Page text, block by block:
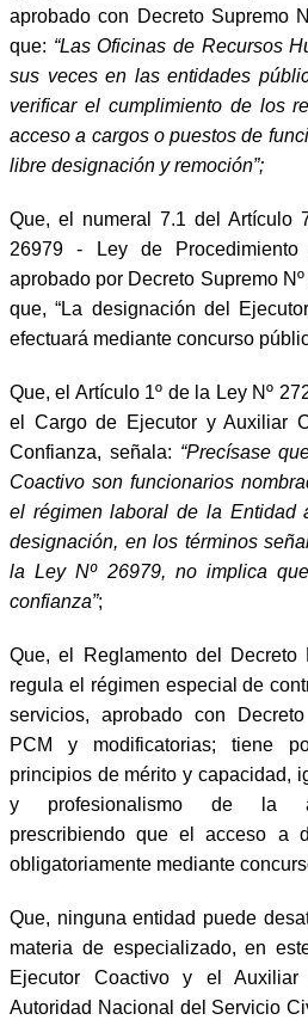
aprobado con Decreto Supremo
que: “Las Oficinas de Recursos
sus veces en las entidades
verificar el cumplimiento de los
acceso a cargos o puestos de
libre designación y remoción”;
Que, el numeral 7.1 del Artículo
26979 - Ley de Procedimiento
aprobado por Decreto Supremo
que, “La designación del
efectuará mediante concurso
Que, el Artículo 1º de la Ley Nº
el Cargo de Ejecutor y Auxiliar
Confianza, señala: “Precísase
Coactivo son funcionarios
el régimen laboral de la Entidad
designación, en los términos
la Ley Nº 26979, no implica
confianza”;
Que, el Reglamento del Decreto
regula el régimen especial de
servicios, aprobado con
PCM y modificatorias; tiene
principios de mérito y capacidad,
y profesionalismo de la
prescribiendo que el acceso a
obligatoriamente mediante
Que, ninguna entidad puede
materia de especializado, en
Ejecutor Coactivo y el
Autoridad Nacional del Servicio